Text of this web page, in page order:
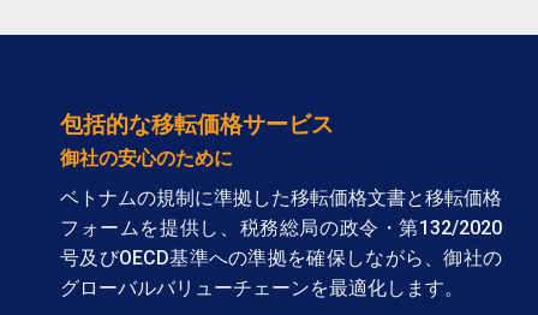
包括的な移転価格サービス
御社の安心のために
ベトナムの規制に準拠した移転価格文書と移転価格
フォームを提供し、税務総局の政令・第132/2020
号及びOECD基準への準拠を確保しながら、御社の
グローバルバリューチェーンを最適化します。